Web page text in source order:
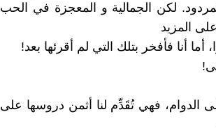
بدون شروط ومن دون أي فكرة عن المردود. ⁦لكن الجمالية و المعجزة في الحب
الدوام، فهي تُقَدِّم لنا أثمن دروسها على